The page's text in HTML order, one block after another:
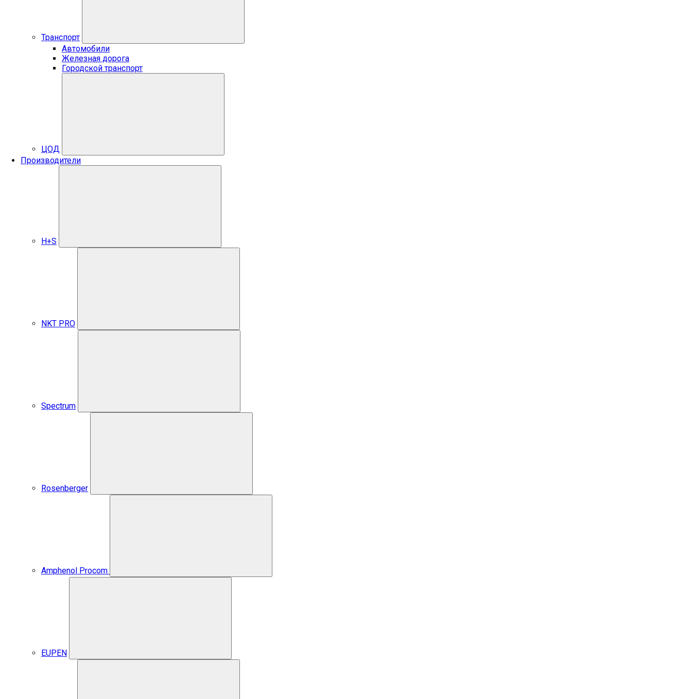
Транспорт
Автомобили
Железная дорога
Городской транспорт
ЦОД
Производители
H+S
NKT PRO
Spectrum
Rosenberger
Amphenol Procom
EUPEN